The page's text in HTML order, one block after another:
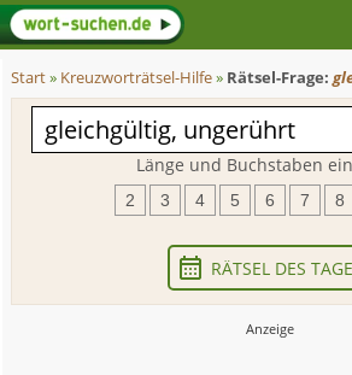
Start» Kreuzworträtsel-Hilfe» Rätsel-Frage:
Länge und Buchstaben
2 3 4 5 6 7 8
RÄTSEL DES